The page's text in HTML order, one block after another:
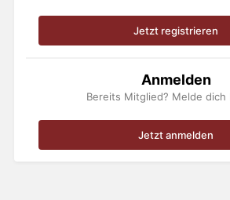
Jetzt registrieren
Anmelden
Bereits Mitglied? Melde dich
Jetzt anmelden